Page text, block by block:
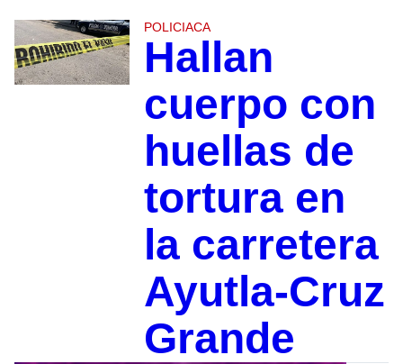
POLICIACA
Hallan
cuerpo con
huellas de
tortura en
la carretera
Ayutla-Cruz
Grande